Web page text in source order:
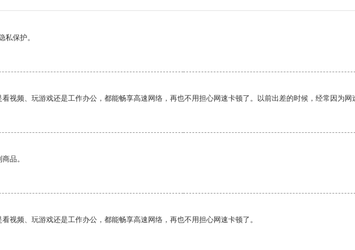
私保护。
视频、玩游戏还是工作办公，都能畅享高速网络，再也不用担心网速卡顿了。以前出差的时候，经常因为
品。
视频、玩游戏还是工作办公，都能畅享高速网络，再也不用担心网速卡顿了。